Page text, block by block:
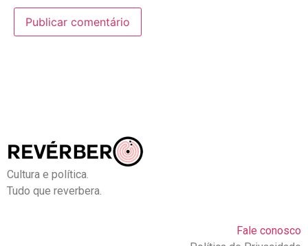
Cultura e política.
Tudo que reverbera.
Fale conosco